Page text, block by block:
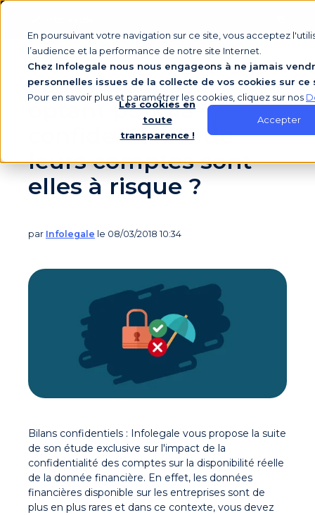
En poursuivant votre navigation sur ce site, vous acceptez
l’audience et la performance de notre site Internet.
Chez Infolegale nous nous engageons à ne jamais
personnelles issues de la collecte de vos cookies sur ce
Pour en savoir plus et paramétrer les cookies, cliquez sur nos
Les cookies en
toute
transparence !
Accepter
Les entreprises
optant pour la
confidentialité de
leurs comptes sont-
elles à risque ?
par Infolegale le 08/03/2018 10:34
Bilans confidentiels : Infolegale vous propose la suite
de son étude exclusive sur l'impact de la
confidentialité des comptes sur la disponibilité réelle
de la donnée financière. En effet, les données
financières disponible sur les entreprises sont de
plus en plus rares et dans ce contexte, vous devez